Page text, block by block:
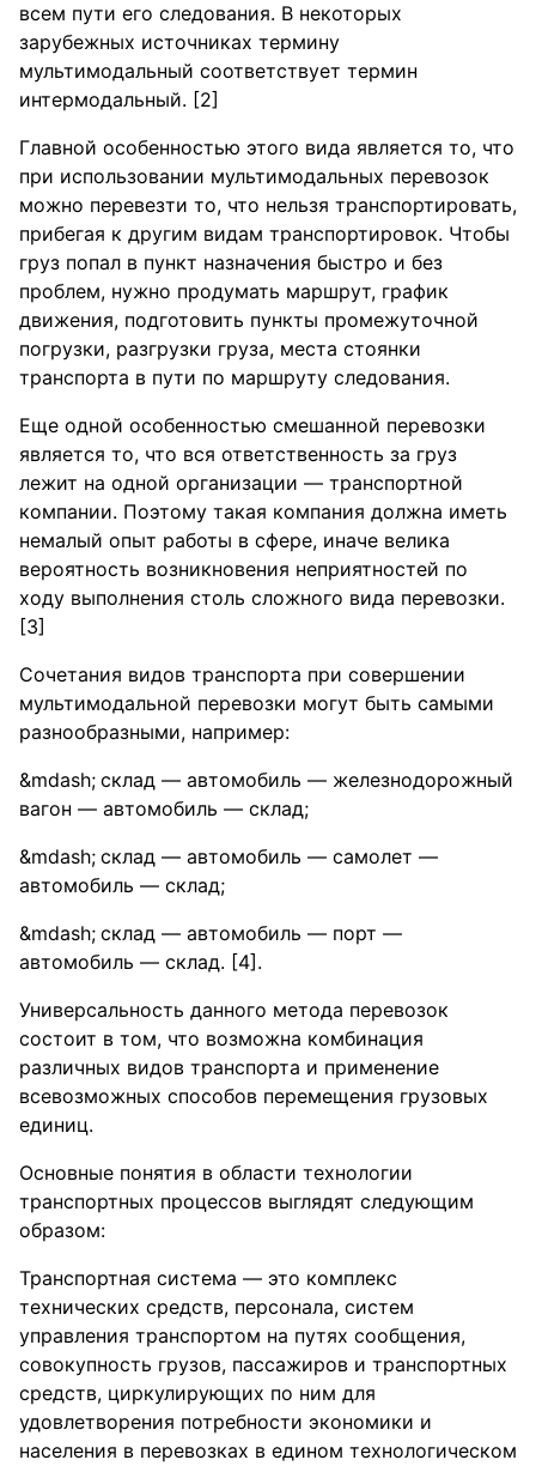
всем пути его следования. В некоторых
зарубежных источниках термину
мультимодальный соответствует термин
интермодальный. [2]
Главной особенностью этого вида является то, что
при использовании мультимодальных перевозок
можно перевезти то, что нельзя транспортировать,
прибегая к другим видам транспортировок. Чтобы
груз попал в пункт назначения быстро и без
проблем, нужно продумать маршрут, график
движения, подготовить пункты промежуточной
погрузки, разгрузки груза, места стоянки
транспорта в пути по маршруту следования.
Еще одной особенностью смешанной перевозки
является то, что вся ответственность за груз
лежит на одной организации — транспортной
компании. Поэтому такая компания должна иметь
немалый опыт работы в сфере, иначе велика
вероятность возникновения неприятностей по
ходу выполнения столь сложного вида перевозки.
[3]
Сочетания видов транспорта при совершении
мультимодальной перевозки могут быть самыми
разнообразными, например:
склад — автомобиль — железнодорожный
вагон — автомобиль — склад;
склад — автомобиль — самолет —
автомобиль — склад;
склад — автомобиль — порт —
автомобиль — склад. [4].
Универсальность данного метода перевозок
состоит в том, что возможна комбинация
различных видов транспорта и применение
всевозможных способов перемещения грузовых
единиц.
Основные понятия в области технологии
транспортных процессов выглядят следующим
образом:
Транспортная система — это комплекс
технических средств, персонала, систем
управления транспортом на путях сообщения,
совокупность грузов, пассажиров и транспортных
средств, циркулирующих по ним для
удовлетворения потребности экономики и
населения в перевозках в едином технологическом